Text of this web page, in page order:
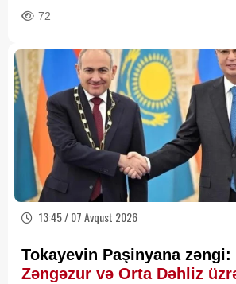
72
13:45 / 07 Avqust 2026
Tokayevin Paşinyana zəngi:
Zəngəzur və Orta Dəhliz